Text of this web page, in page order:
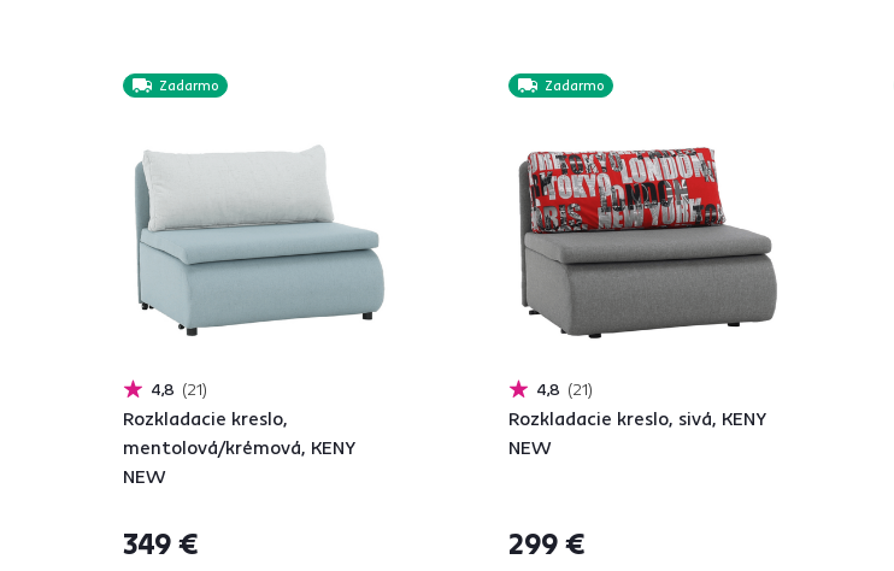
Zadarmo
4,8 21
Rozkladacie kreslo,
mentolová/krémová, KENY
NEW
349 €
Zadarmo
4,8 21
Rozkladacie kreslo, sivá, KENY
NEW
299 €